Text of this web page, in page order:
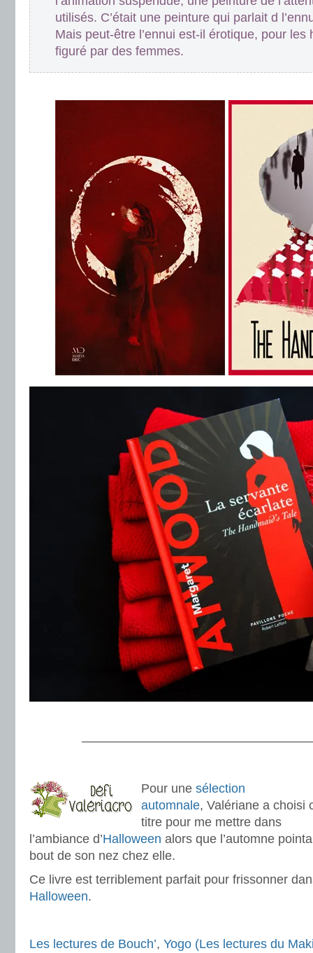
utilisés. C’était une peinture qui parlait d
Mais peut-être l’ennui est-il érotique, pour les
figuré par des femmes.
Pour une sélection
automnale, Valériane a choisi
titre pour me mettre dans
l’ambiance d’Halloween alors que l’automne
bout de son nez chez elle.
Ce livre est terriblement parfait pour frissonner
Halloween.
Les lectures de Bouch’, Yogo (Les lectures du